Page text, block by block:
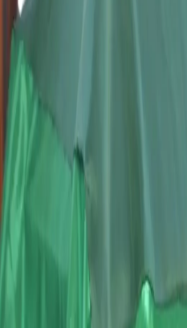
Anı Yaz
Fotoğraf Ekle
JPG, PNG
Hakkımızda
Celaleddin Topçu